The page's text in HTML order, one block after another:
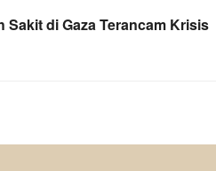
Sakit di Gaza Terancam Krisis